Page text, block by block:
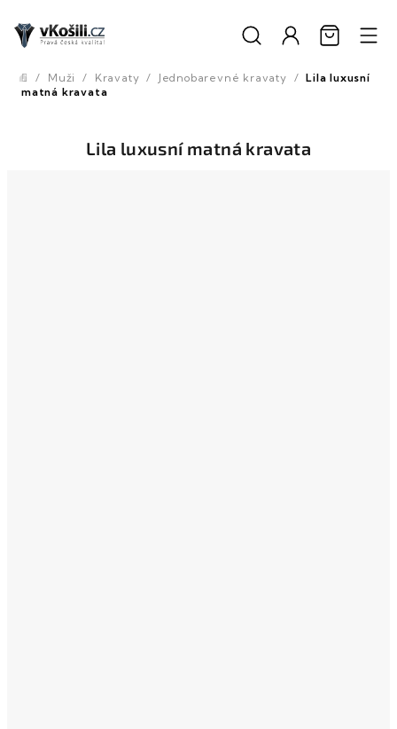
obsah
Domů
/ Muži / Kravaty / Jednobarevné kravaty / Lila luxusní
matná kravata
Lila luxusní matná kravata